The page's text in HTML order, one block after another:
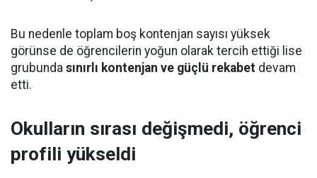
Bu nedenle toplam boş kontenjan sayısı yüksek
görünse de öğrencilerin yoğun olarak tercih ettiği lise
grubunda sınırlı kontenjan ve güçlü rekabet devam
etti.
Okulların sırası değişmedi, öğrenci
profili yükseldi